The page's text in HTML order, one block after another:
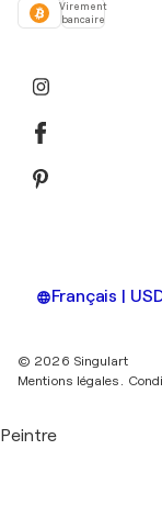
Virement
bancaire
Français |
© 2026 Singulart
Mentions légales.
Peintre